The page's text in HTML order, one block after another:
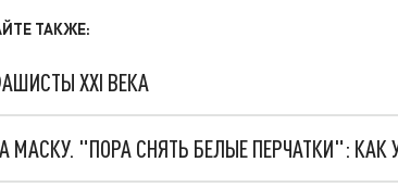
ТАКЖЕ:
XXI ВЕКА
МАСКУ. "ПОРА СНЯТЬ БЕЛЫЕ ПЕРЧАТКИ": КАК